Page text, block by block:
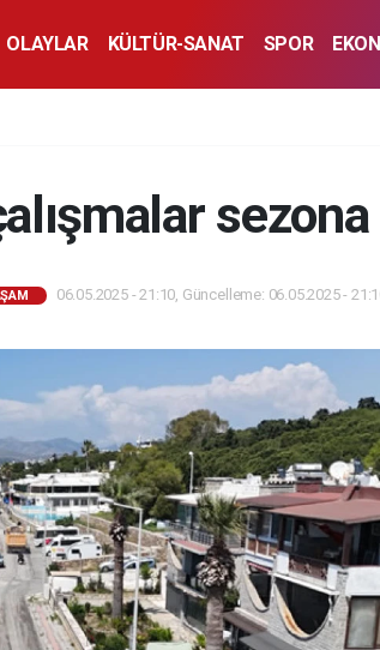
OLAYLAR KÜLTÜR-SANAT SPOR
06.05.2025 - 21:10, Güncelleme: 06.05.2025 -